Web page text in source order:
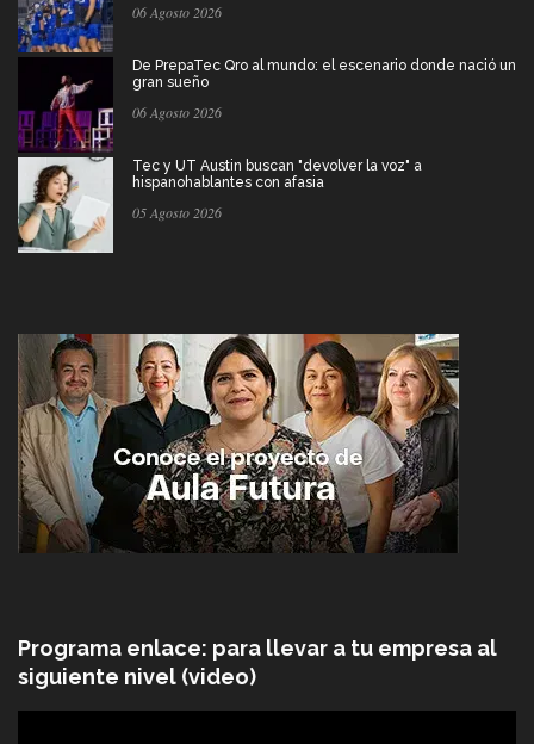
06 Agosto 2026
De PrepaTec Qro al mundo: el escenario donde nació un
gran sueño
06 Agosto 2026
Tec y UT Austin buscan "devolver la voz" a
hispanohablantes con afasia
05 Agosto 2026
Programa enlace: para llevar a tu empresa al
siguiente nivel (video)